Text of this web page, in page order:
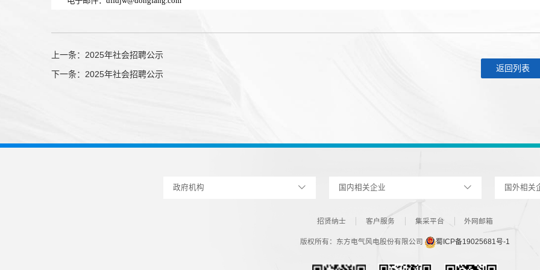
上一条： 2025年社会招聘公示
下一条： 2025年社会招聘公示
返回列表
政府机构 国内相关企业 国外相关
招贤纳士 客户服务 集采平台 外网邮箱
版权所有：东方电气风电股份有限公司 蜀ICP备19025681号-1